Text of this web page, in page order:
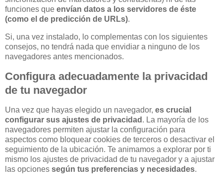
funciones que envían datos a los servidores de éste
(como el de predicción de URLs).
Si, una vez instalado, lo complementas con los siguientes
consejos, no tendrá nada que envidiar a ninguno de los
navegadores antes mencionados.
Configura adecuadamente la privacidad
de tu navegador
Una vez que hayas elegido un navegador, es crucial
configurar sus ajustes de privacidad . La mayoría de los
navegadores permiten ajustar la configuración para
aspectos como bloquear cookies de terceros o desactivar el
seguimiento de la ubicación. Te animamos a explorar por ti
mismo los ajustes de privacidad de tu navegador y a ajustar
las opciones según tus preferencias y necesidades.